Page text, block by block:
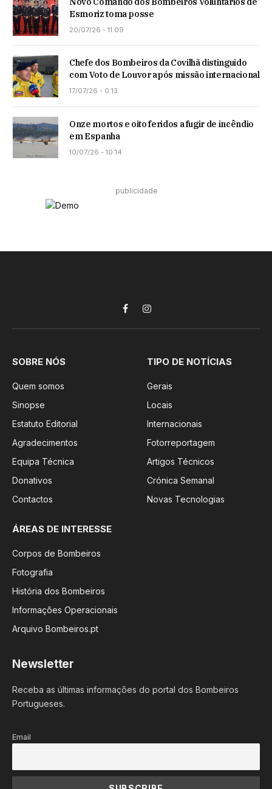
Esmoriz toma posse
20/07/26 - 11:09
Chefe dos Bombeiros da Covilhã distinguido
com Voto de Louvor após missão internacional
17/07/26 - 0:13
Onze mortos e oito feridos a fugir de incêndio
em Espanha
10/07/26 - 10:14
publicidade
FacebookInstagram
SOBRE NÓS
Quem somos
Sinopse
Estatuto Editorial
Agradecimentos
Equipa Técnica
Donativos
Contactos
TIPO DE NOTÍCIAS
Gerais
Locais
Internacionais
Fotorreportagem
Artigos Técnicos
Crónica Semanal
Novas Tecnologias
ÁREAS DE INTERESSE
Corpos de Bombeiros
Fotografia
História dos Bombeiros
Informações Operacionais
Arquivo Bombeiros.pt
Newsletter
Receba as últimas informações do portal dos Bombeiros
Portugueses.
Email